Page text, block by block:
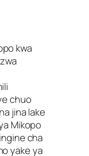
kwa
chuo
jina lake
Mikopo
cha
yake ya